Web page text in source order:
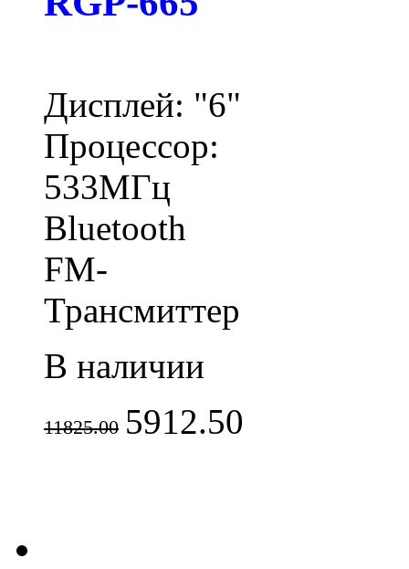
Дисплей: "6"
Процессор:
533МГц
Bluetooth
FM-
Трансмиттер
В наличии
11825.00 5912.50